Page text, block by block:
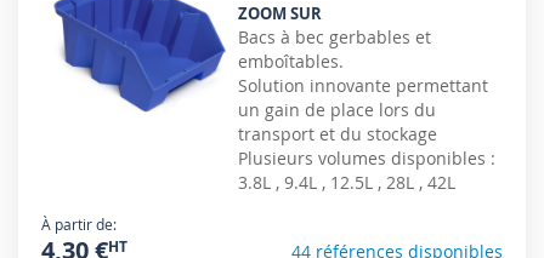
ZOOM SUR
Bacs à bec gerbables et
emboîtables.
Solution innovante permettant
un gain de place lors du
transport et du stockage
Plusieurs volumes disponibles :
3.8L , 9.4L , 12.5L , 28L , 42L
À partir de
4,30 € 44 références disponibles